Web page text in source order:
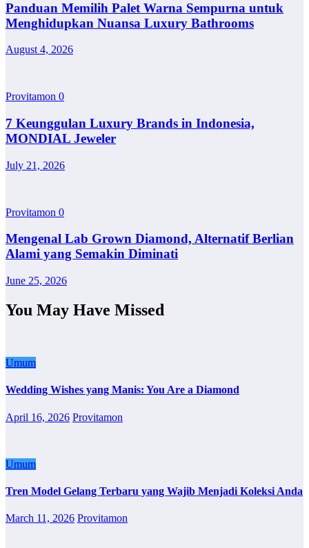
Panduan Memilih Palet Warna Sempurna untuk
Menghidupkan Nuansa Luxury Bathrooms
August 4, 2026
Provitamon 0
7 Keunggulan Luxury Brands in Indonesia,
MONDIAL Jeweler
July 21, 2026
Provitamon 0
Mengenal Lab Grown Diamond, Alternatif Berlian
Alami yang Semakin Diminati
June 25, 2026
You May Have Missed
Umum
Wedding Wishes yang Manis: You Are a Diamond
April 16, 2026 Provitamon
Umum
Tren Model Gelang Terbaru yang Wajib Menjadi Koleksi Anda
March 11, 2026 Provitamon